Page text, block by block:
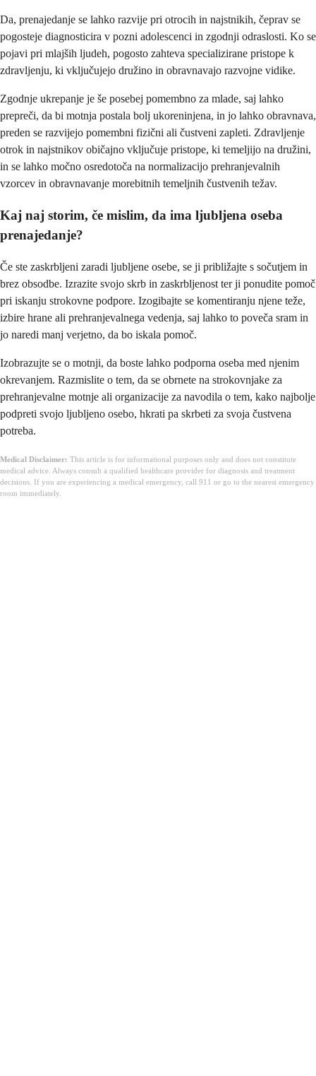
Da, prenajedanje se lahko razvije pri otrocih in najstnikih, čeprav se
pogosteje diagnosticira v pozni adolescenci in zgodnji odraslosti. Ko se
pojavi pri mlajših ljudeh, pogosto zahteva specializirane pristope k
zdravljenju, ki vključujejo družino in obravnavajo razvojne vidike.
Zgodnje ukrepanje je še posebej pomembno za mlade, saj lahko
prepreči, da bi motnja postala bolj ukoreninjena, in jo lahko obravnava,
preden se razvijejo pomembni fizični ali čustveni zapleti. Zdravljenje
otrok in najstnikov običajno vključuje pristope, ki temeljijo na družini,
in se lahko močno osredotoča na normalizacijo prehranjevalnih
vzorcev in obravnavanje morebitnih temeljnih čustvenih težav.
Kaj naj storim, če mislim, da ima ljubljena oseba
prenajedanje?
Če ste zaskrbljeni zaradi ljubljene osebe, se ji približajte s sočutjem in
brez obsodbe. Izrazite svojo skrb in zaskrbljenost ter ji ponudite pomoč
pri iskanju strokovne podpore. Izogibajte se komentiranju njene teže,
izbire hrane ali prehranjevalnega vedenja, saj lahko to poveča sram in
jo naredi manj verjetno, da bo iskala pomoč.
Izobrazujte se o motnji, da boste lahko podporna oseba med njenim
okrevanjem. Razmislite o tem, da se obrnete na strokovnjake za
prehranjevalne motnje ali organizacije za navodila o tem, kako najbolje
podpreti svojo ljubljeno osebo, hkrati pa skrbeti za svoja čustvena
potreba.
Medical Disclaimer: This article is for informational purposes only and does not constitute
medical advice. Always consult a qualified healthcare provider for diagnosis and treatment
decisions. If you are experiencing a medical emergency, call 911 or go to the nearest emergency
room immediately.